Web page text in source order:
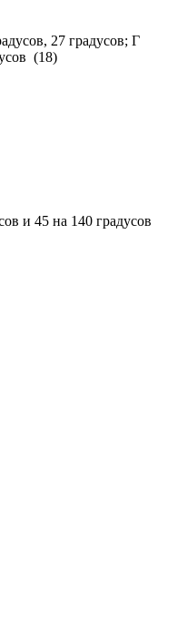
27 градусов; Г
(18)
и 45 на 140 градусов